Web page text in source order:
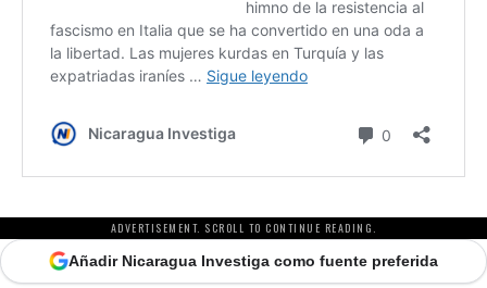
ADVERTISEMENT. SCROLL TO CONTINUE READING.
Añadir Nicaragua Investiga como fuente preferida